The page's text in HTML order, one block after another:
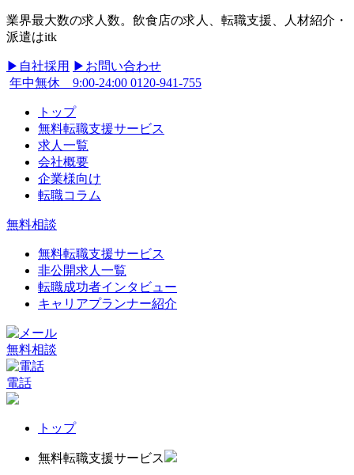
業界最大数の求人数。飲食店の求人、転職支援、人材紹介・
派遣はitk
▶︎自社採用 ▶︎お問い合わせ
年中無休 9:00-24:00 0120-941-755
トップ
無料転職支援サービス
求人一覧
会社概要
企業様向け
転職コラム
無料相談
無料転職支援サービス
非公開求人一覧
転職成功者インタビュー
キャリアプランナー紹介
無料相談
電話
トップ
無料転職支援サービス